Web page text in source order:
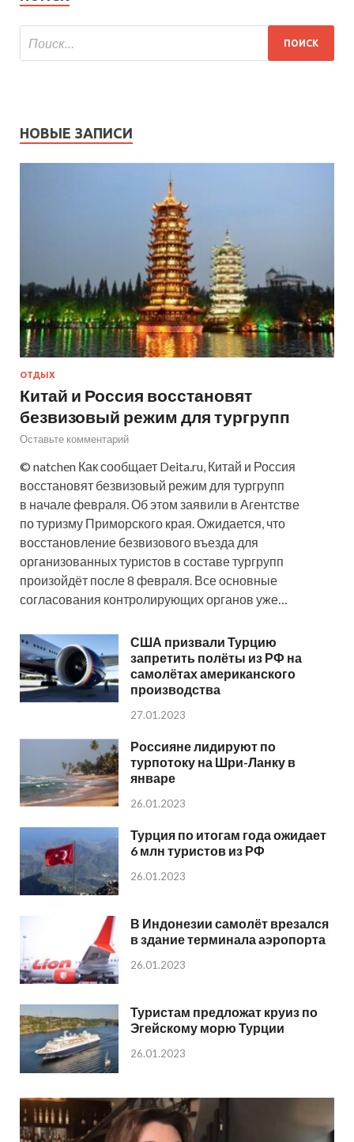
НОВЫЕ ЗАПИСИ
ОТДЫХ
Китай и Россия восстановят
безвизовый режим для тургрупп
Оставьте комментарий
© natchen Как сообщает Deita.ru, Китай и Россия
восстановят безвизовый режим для тургрупп
в начале февраля. Об этом заявили в Агентстве
по туризму Приморского края. Ожидается, что
восстановление безвизового въезда для
организованных туристов в составе тургрупп
произойдёт после 8 февраля. Все основные
согласования контролирующих органов уже…
США призвали Турцию
запретить полёты из РФ на
самолётах американского
производства
27.01.2023
Россияне лидируют по
турпотоку на Шри-Ланку в
январе
26.01.2023
Турция по итогам года ожидает
6 млн туристов из РФ
26.01.2023
В Индонезии самолёт врезался
в здание терминала аэропорта
26.01.2023
Туристам предложат круиз по
Эгейскому морю Турции
26.01.2023